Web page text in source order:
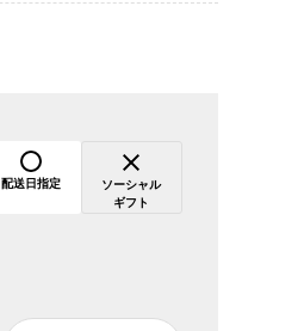
配送日指定
ソーシャル
ギフト